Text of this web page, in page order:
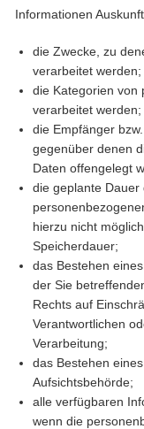
Informationen
die Zwecke, zu
verarbeitet werden;
die Kategorien von
verarbeitet werden;
die Empfänger
gegenüber denen
Daten offengelegt
die geplante Dauer
hierzu nicht
Speicherdauer;
das Bestehen
der Sie
Rechts auf
Verantwortlichen
Verarbeitung;
das Bestehen
Aufsichtsbehörde;
alle verfügbaren
wenn die